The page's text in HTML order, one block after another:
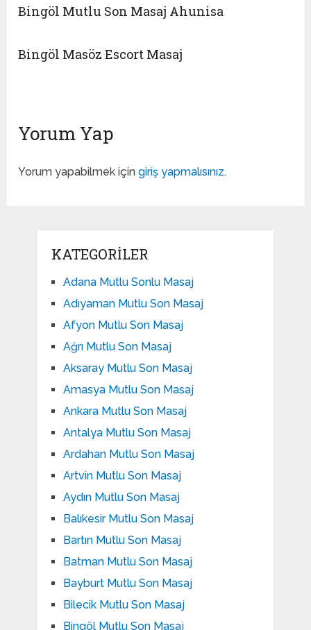
Bingöl Mutlu Son Masaj Ahunisa
Bingöl Masöz Escort Masaj
Yorum Yap
Yorum yapabilmek içingiriş yapmalısınız.
KATEGORILER
Adana Mutlu Sonlu Masaj
Adıyaman Mutlu Son Masaj
Afyon Mutlu Son Masaj
Ağrı Mutlu Son Masaj
Aksaray Mutlu Son Masaj
Amasya Mutlu Son Masaj
Ankara Mutlu Son Masaj
Antalya Mutlu Son Masaj
Ardahan Mutlu Son Masaj
Artvin Mutlu Son Masaj
Aydın Mutlu Son Masaj
Balıkesir Mutlu Son Masaj
Bartın Mutlu Son Masaj
Batman Mutlu Son Masaj
Bayburt Mutlu Son Masaj
Bilecik Mutlu Son Masaj
Bingöl Mutlu Son Masaj